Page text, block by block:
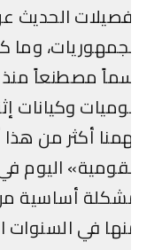
الحديث عن
وما
وكيانات
أكثر من هذا أن
اليوم في
أساسية من
في السنوات